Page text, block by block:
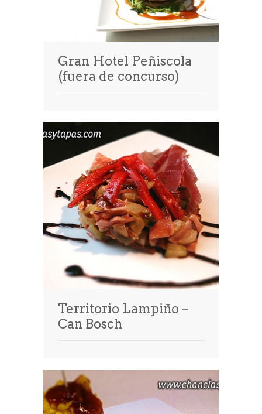
Gran Hotel Peñiscola
(fuera de concurso)
Territorio Lampiño –
Can Bosch